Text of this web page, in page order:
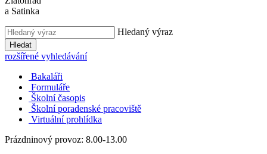
a Satinka
Hledaný výraz
Hledat
rozšířené vyhledávání
Bakaláři
Formuláře
Školní časopis
Školní poradenské pracoviště
Virtuální prohlídka
Prázdninový provoz: 8.00-13.00